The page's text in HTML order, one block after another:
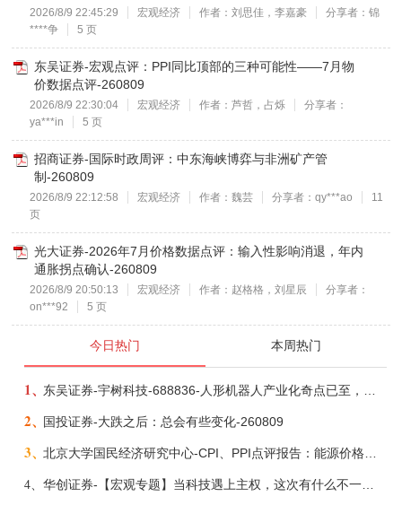
2026/8/9 22:45:29 宏观经济 作者：刘思佳，李嘉豪
分享者：锦
****争
5 页
东吴证券-宏观点评：PPI同比顶部的三种可能性——7月物
价数据点评-260809
2026/8/9 22:30:04 宏观经济 作者：芦哲，占烁
分享者：
ya***in
5 页
招商证券-国际时政周评：中东海峡博弈与非洲矿产管
制-260809
2026/8/9 22:12:58 宏观经济 作者：魏芸 分享者：qy***ao
11
页
光大证券-2026年7月价格数据点评：输入性影响消退，年内
通胀拐点确认-260809
2026/8/9 20:50:13 宏观经济 作者：赵格格，刘星辰
分享者：
on***92
5 页
今日热门 本周热门
1、
2、国投证券-大跌之后：总会有些变化-260809
3、 北京大学国民经济研究中心-CPI、PPI点评报告：能源价格继续下降，通胀率小幅走低-260809
4、 华创证券-【宏观专题】当科技遇上主权，这次有什么不一样？——海外科技思辨系列五-260808